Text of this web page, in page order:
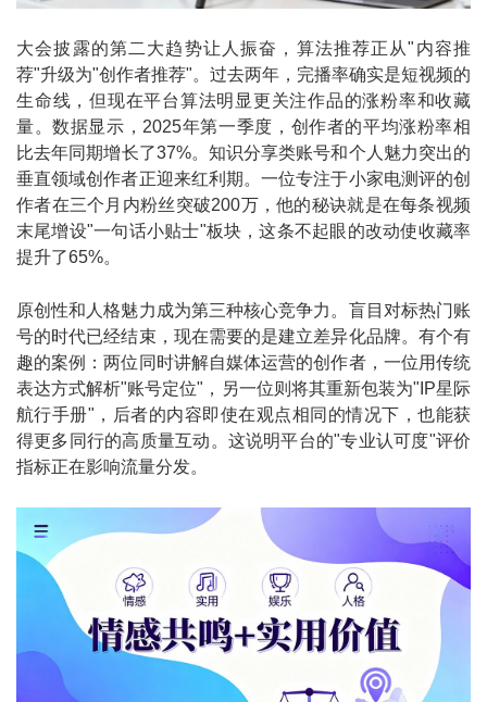
大会披露的第二大趋势让人振奋，算法推荐正从"内容推
荐"升级为"创作者推荐"。过去两年，完播率确实是短视频的
生命线，但现在平台算法明显更关注作品的涨粉率和收藏
量。数据显示，2025年第一季度，创作者的平均涨粉率相
比去年同期增长了37%。知识分享类账号和个人魅力突出的
垂直领域创作者正迎来红利期。一位专注于小家电测评的创
作者在三个月内粉丝突破200万，他的秘诀就是在每条视频
末尾增设"一句话小贴士"板块，这条不起眼的改动使收藏率
提升了65%。
原创性和人格魅力成为第三种核心竞争力。盲目对标热门账
号的时代已经结束，现在需要的是建立差异化品牌。有个有
趣的案例：两位同时讲解自媒体运营的创作者，一位用传统
表达方式解析"账号定位"，另一位则将其重新包装为"IP星际
航行手册"，后者的内容即使在观点相同的情况下，也能获
得更多同行的高质量互动。这说明平台的"专业认可度"评价
指标正在影响流量分发。